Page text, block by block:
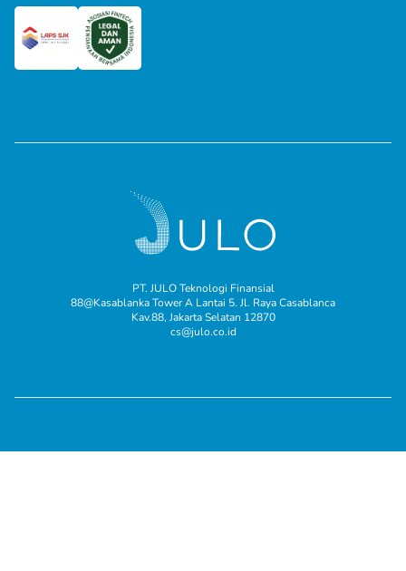
PT. JULO Teknologi Finansial
88@Kasablanka Tower A Lantai 5. Jl. Raya Casablanca
Kav.88, Jakarta Selatan 12870
cs@julo.co.id